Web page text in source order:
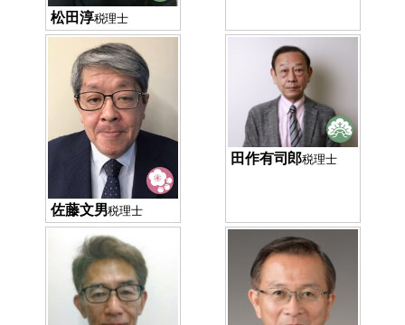
松田淳税理士
佐藤文男税理士
田作有司郎税理士